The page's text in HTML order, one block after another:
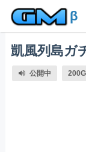
β
凱風列島ガ
公開中 200G